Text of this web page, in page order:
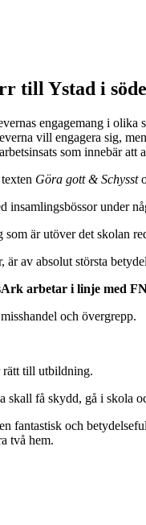
till Ystad i
engagemang i olika
vill engagera sig,
som innebär att
Göra gott & Schysst
under
är utöver det skolan
av absolut största
arbetar i linje med
och övergrepp.
rätt till utbildning.
få skydd, gå i skola
fantastisk och
två hem.